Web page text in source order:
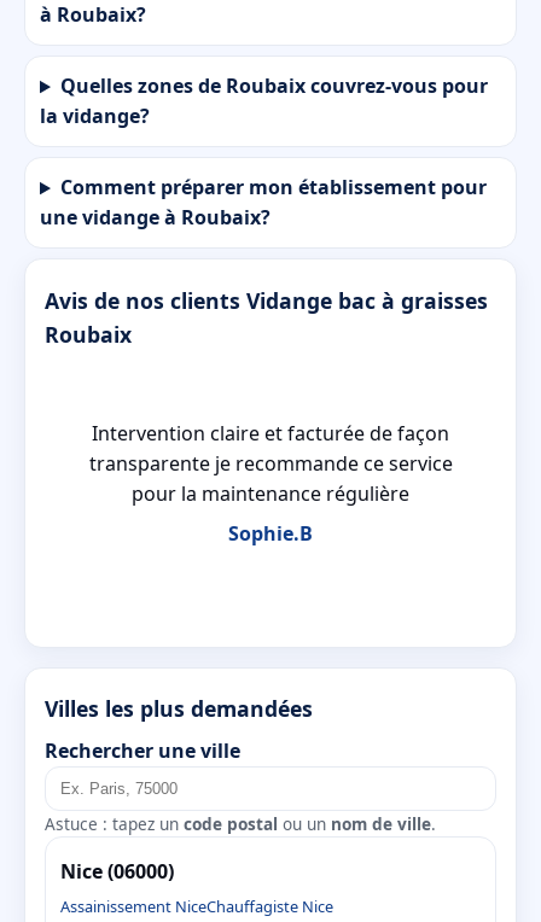
à Roubaix?
Quelles zones de Roubaix couvrez-vous pour
la vidange?
Comment préparer mon établissement pour
une vidange à Roubaix?
Avis de nos clients Vidange bac à graisses
Roubaix
Intervention claire et facturée de façon
transparente je recommande ce service
pour la maintenance régulière
Sophie.B
Villes les plus demandées
Rechercher une ville
Astuce : tapez un code postal ou un nom de ville.
Nice (06000)
Assainissement NiceChauffagiste Nice